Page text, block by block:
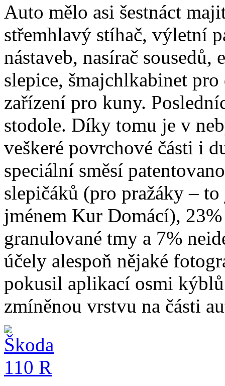
Auto mělo asi šestnáct
střemhlavý stíhač, výletní
nástaveb, nasírač
slepice, šmajchlkabinet
zařízení pro kuny.
stodole. Díky tomu je v
veškeré povrchové části i
speciální směsí
slepičáků (pro pražáky –
jménem Kur Domácí),
granulované tmy a 7%
účely alespoň nějaké
pokusil aplikací osmi
zmíněnou vrstvu na části